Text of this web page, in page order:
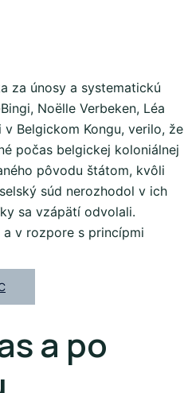
za únosy a systematickú
Noëlle Verbeken, Léa
Belgickom Kongu, verilo, že
počas belgickej koloniálnej
pôvodu štátom, kvôli
súd nerozhodol v ich
sa vzápätí odvolali.
v rozpore s princípmi
a po